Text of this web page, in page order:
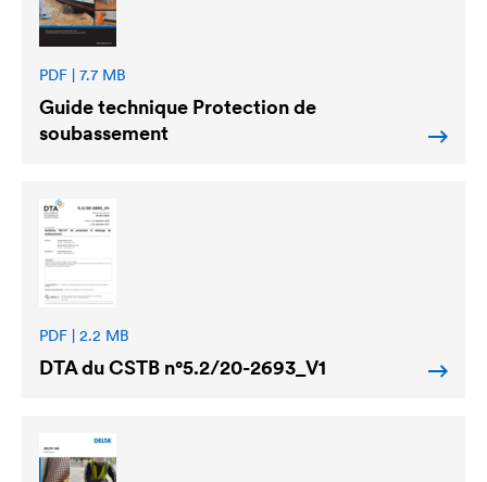
PDF | 7.7 MB
Guide technique Protection de
soubassement
PDF | 2.2 MB
DTA du CSTB n°5.2/20-2693_V1